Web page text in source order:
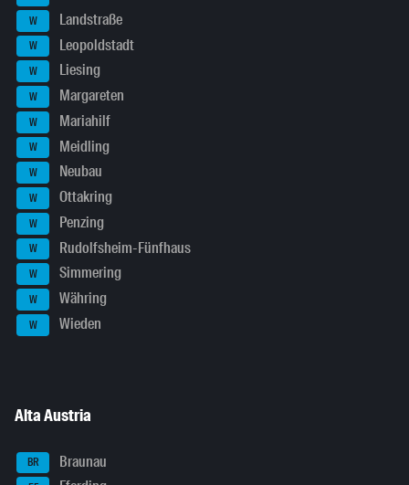
W Landstraße
W Leopoldstadt
W Liesing
W Margareten
W Mariahilf
W Meidling
W Neubau
W Ottakring
W Penzing
W Rudolfsheim-Fünfhaus
W Simmering
W Währing
W Wieden
Alta Austria
BR Braunau